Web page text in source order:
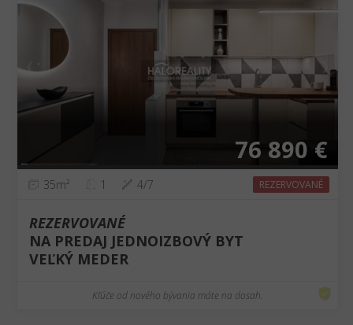
❯
76 890 €
35m² 1 4/7 REZERVOVANÉ
REZERVOVANÉ
NA PREDAJ JEDNOIZBOVÝ BYT
VEĽKÝ MEDER
Kľúče od nového bývania máte na dosah.